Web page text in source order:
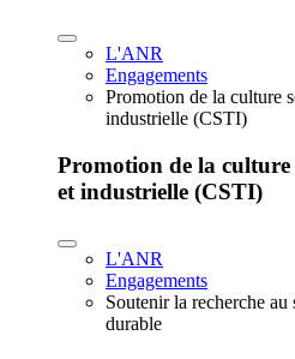
L'ANR
Engagements
Promotion de la culture
industrielle (CSTI)
Promotion de la
et industrielle (CSTI)
L'ANR
Engagements
Soutenir la recherche
durable